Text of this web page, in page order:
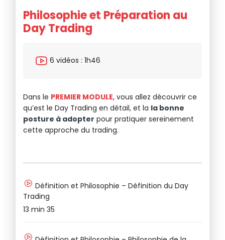
Philosophie et Préparation au
Day Trading
6 vidéos : 1h46
Dans le PREMIER MODULE, vous allez découvrir ce
qu’est le Day Trading en détail, et la la bonne
posture à adopter pour pratiquer sereinement
cette approche du trading.
Définition et Philosophie – Définition du Day
Trading
13 min 35